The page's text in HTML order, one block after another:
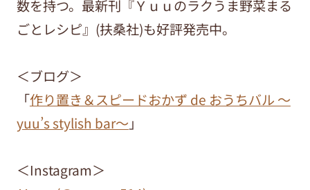
数を持つ。最新刊『Ｙｕｕのラクうま野菜まる
ごとレシピ』(扶桑社)も好評発売中。
＜ブログ＞
「作り置き＆スピードおかず de おうちバル ～
yuu’s stylish bar～ 」
＜Instagram＞